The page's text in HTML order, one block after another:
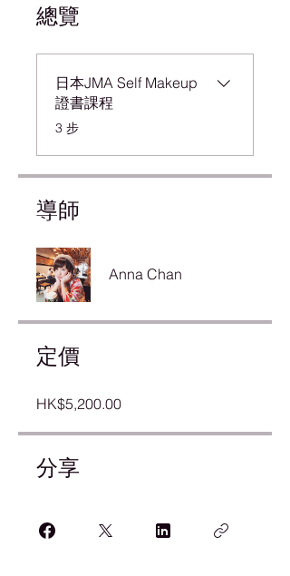
總覽
日本JMA Self Makeup
證書課程
.
3 步
導師
Anna Chan
定價
HK$5,200.00
分享